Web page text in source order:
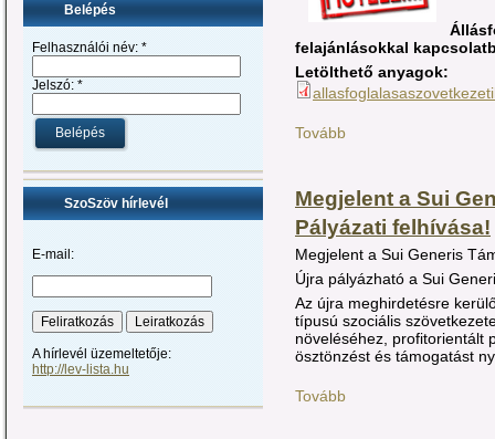
Belépés
Felhasználói név: *
Jelszó: *
SzoSzöv hírlevél
E-mail:
A hírlevél üzemeltetője:
http://lev-lista.hu
felajánlásokkal
Letölthető anyagok:
Tovább
Megjelent a Sui
Pályázati felhívása!
Megjelent a Sui Generis
Újra pályázható a Sui
Az újra meghirdetésre
típusú szociális
növeléséhez, profitorientált
ösztönzést és támogatást
Tovább